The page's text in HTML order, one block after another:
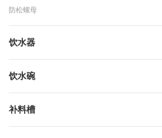
防松螺母
饮水器
饮水碗
补料槽